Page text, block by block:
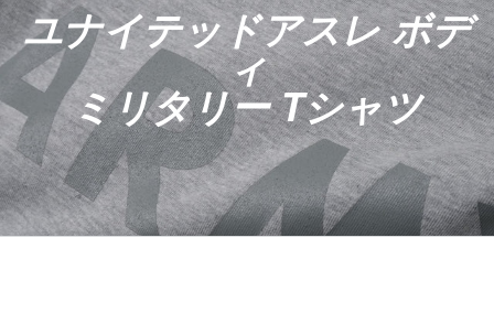
ユナイテッドアスレ ボデ
ィ
ミリタリー Tシャツ